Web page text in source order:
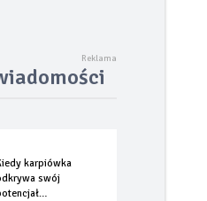
karpiówka
swój